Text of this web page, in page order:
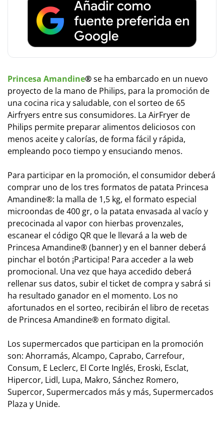
Princesa Amandine®se ha embarcado en un nuevo
proyecto de la mano de Philips, para la promoción de
una cocina rica y saludable, con el sorteo de 65
Airfryers entre sus consumidores. La AirFryer de
Philips permite preparar alimentos deliciosos con
menos aceite y calorías, de forma fácil y rápida,
empleando poco tiempo y ensuciando menos.
Para participar en la promoción, el consumidor deberá
comprar uno de los tres formatos de patata Princesa
Amandine®: la malla de 1,5 kg, el formato especial
microondas de 400 gr, o la patata envasada al vacío y
precocinada al vapor con hierbas provenzales,
escanear el código QR que le llevará a la web de
Princesa Amandine® (banner) y en el banner deberá
pinchar el botón ¡Participa! Para acceder a la web
promocional. Una vez que haya accedido deberá
rellenar sus datos, subir el ticket de compra y sabrá si
ha resultado ganador en el momento. Los no
afortunados en el sorteo, recibirán el libro de recetas
de Princesa Amandine® en formato digital.
Los supermercados que participan en la promoción
son: Ahorramás, Alcampo, Caprabo, Carrefour,
Consum, E Leclerc, El Corte Inglés, Eroski, Esclat,
Hipercor, Lidl, Lupa, Makro, Sánchez Romero,
Supercor, Supermercados más y más, Supermercados
Plaza y Unide.